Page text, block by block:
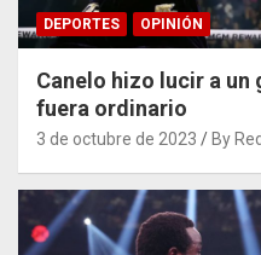
DEPORTES OPINIÓN
Canelo hizo lucir a
fuera ordinario
3 de octubre de 2023 By